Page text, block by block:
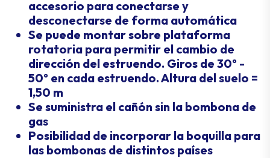
accesorio para conectarse y
desconectarse de forma automática
Se puede montar sobre plataforma
rotatoria para permitir el cambio de
dirección del estruendo. Giros de 30º -
50º en cada estruendo. Altura del suelo =
1,50 m
Se suministra el cañón sin la bombona de
gas
Posibilidad de incorporar la boquilla para
las bombonas de distintos países